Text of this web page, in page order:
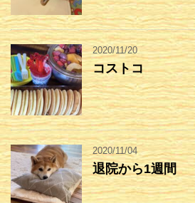
2020/11/20
コストコ
2020/11/04
退院から1週間